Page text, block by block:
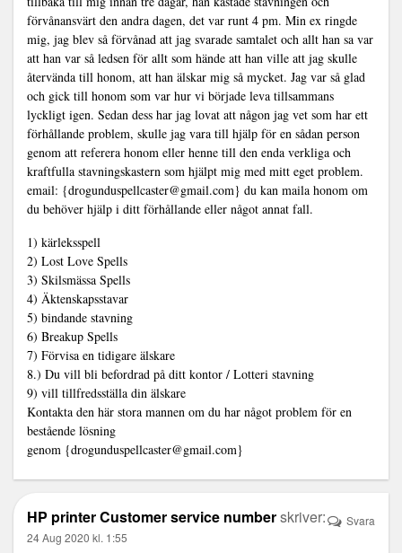
förvånansvärt den andra dagen, det var runt 4 pm. Min ex ringde
mig, jag blev så förvånad att jag svarade samtalet och allt han sa var
att han var så ledsen för allt som hände att han ville att jag skulle
återvända till honom, att han älskar mig så mycket. Jag var så glad
och gick till honom som var hur vi började leva tillsammans
lyckligt igen. Sedan dess har jag lovat att någon jag vet som har ett
förhållande problem, skulle jag vara till hjälp för en sådan person
genom att referera honom eller henne till den enda verkliga och
kraftfulla stavningskastern som hjälpt mig med mitt eget problem.
email: {drogunduspellcaster@gmail.com} du kan maila honom om
du behöver hjälp i ditt förhållande eller något annat fall.
1) kärleksspell
2) Lost Love Spells
3) Skilsmässa Spells
4) Äktenskapsstavar
5) bindande stavning
6) Breakup Spells
7) Förvisa en tidigare älskare
8.) Du vill bli befordrad på ditt kontor / Lotteri stavning
9) vill tillfredsställa din älskare
Kontakta den här stora mannen om du har något problem för en
bestående lösning
genom {drogunduspellcaster@gmail.com}
HP printer Customer service numberskriver:
24 Aug 2020 kl. 1:55
Svara